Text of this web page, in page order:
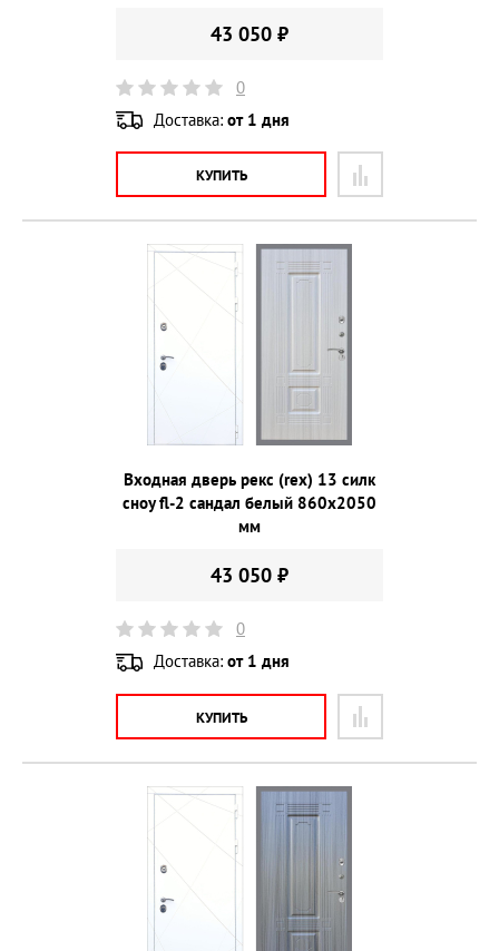
43 050 ₽
0
Доставка: от 1 дня
КУПИТЬ
Входная дверь рекс (rex) 13 силк
сноу fl-2 сандал белый 860х2050
мм
43 050 ₽
0
Доставка: от 1 дня
КУПИТЬ